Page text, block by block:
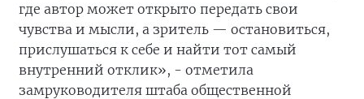
где автор может открыто передать свои
чувства и мысли, а зритель — остановиться,
прислушаться к себе и найти тот самый
внутренний отклик», - отметила
замруководителя штаба общественной